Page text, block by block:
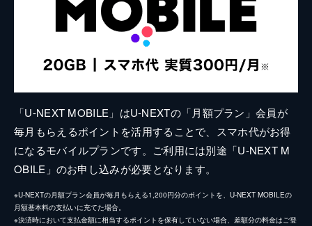
「U-NEXT MOBILE」はU-NEXTの「月額プラン」会員が
毎月もらえるポイントを活用することで、スマホ代がお得
になるモバイルプランです。ご利用には別途「U-NEXT M
OBILE」のお申し込みが必要となります。
※U-NEXTの月額プラン会員が毎月もらえる1,200円分のポイントを、U-NEXT MOBILEの
月額基本料の支払いに充てた場合。
※決済時において支払金額に相当するポイントを保有していない場合、差額分の料金はご登